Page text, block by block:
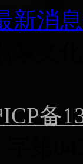
新消息
备
第